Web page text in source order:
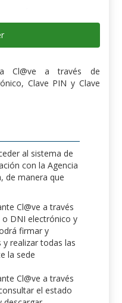
Cl@ve a través de
Clave PIN y Clave
al sistema de
con la Agencia
de manera que
Cl@ve a través
DNI electrónico y
firmar y
realizar todas las
la sede
Cl@ve a través
el estado